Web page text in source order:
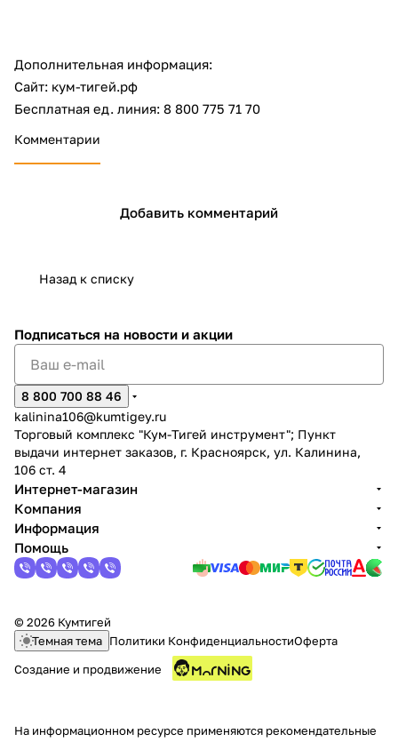
Дополнительная информация:
Сайт: кум-тигей.рф
Бесплатная ед. линия: 8 800 775 71 70
Комментарии
Добавить комментарий
Назад к списку
Подписаться на новости и акции
8 800 700 88 46
kalinina106@kumtigey.ru
Торговый комплекс "Кум-Тигей инструмент"; Пункт
выдачи интернет заказов, г. Красноярск, ул. Калинина,
106 ст. 4
Интернет-магазин
Компания
Информация
Помощь
© 2026 Кумтигей
Темная тема Политики КонфиденциальностиОферта
Создание и продвижение
На информационном ресурсе применяются рекомендательные
8 800 302-02-51
plait.ru